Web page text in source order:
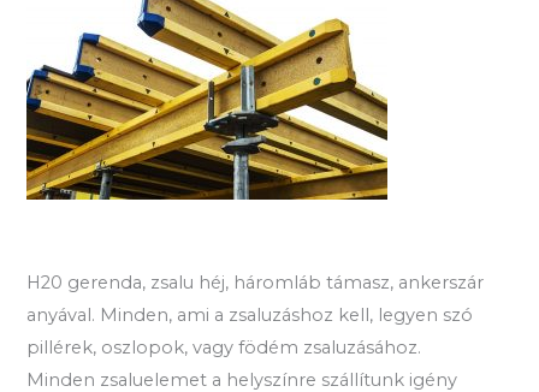
H20 gerenda, zsalu héj, háromláb támasz, ankerszár
anyával. Minden, ami a zsaluzáshoz kell, legyen szó
pillérek, oszlopok, vagy födém zsaluzásához.
Minden zsaluelemet a helyszínre szállítunk igény